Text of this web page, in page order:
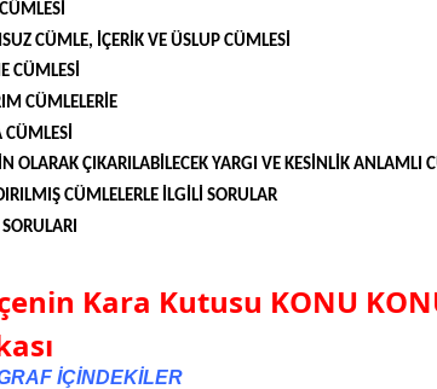
CÜMLE, İÇERİK VE ÜSLUP CÜMLESİ
CÜMLESİ
CÜMLELERİE
OLARAK ÇIKARILABİLECEK YARGI VE KESİNLİK ANLAMLI
CÜMLELERLE İLGİLİ SORULAR
Kara Kutusu KONU
İÇİNDEKİLER